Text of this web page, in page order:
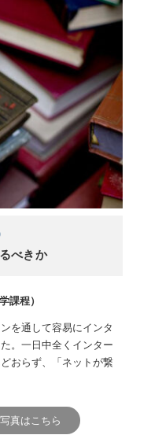
べきか
課程）
を通して容易にインタ
。一日中全くインター
おらず、「ネットが繋
真はこちら